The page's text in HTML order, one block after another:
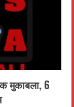
मुकाबला, 6